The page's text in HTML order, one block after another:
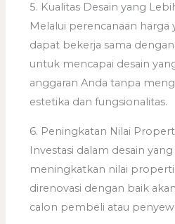
5. Kualitas Desain yang
Melalui perencanaan harga
dapat bekerja sama
untuk mencapai desain
anggaran Anda tanpa
estetika dan fungsionalitas.
6. Peningkatan Nilai
Investasi dalam desain
meningkatkan nilai
direnovasi dengan baik
calon pembeli atau